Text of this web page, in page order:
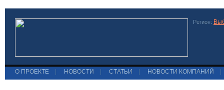
Регион:
О ПРОЕКТЕ НОВОСТИ СТАТЬИ НОВОСТИ КОМПАНИЙ